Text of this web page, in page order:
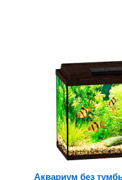
Аквариум без